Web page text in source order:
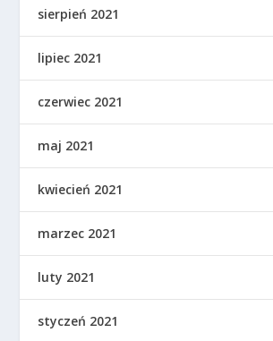
sierpień 2021
lipiec 2021
czerwiec 2021
maj 2021
kwiecień 2021
marzec 2021
luty 2021
styczeń 2021